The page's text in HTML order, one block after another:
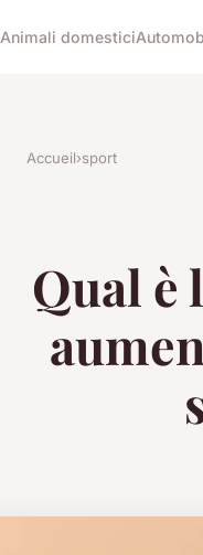
Animali domestici
Accueil›sport
Qual è